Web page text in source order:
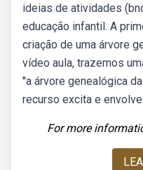
ideias de atividades
educação infantil. A
criação de uma árvore
vídeo aula, trazemos
''a árvore genealógica
recurso excita e
For more